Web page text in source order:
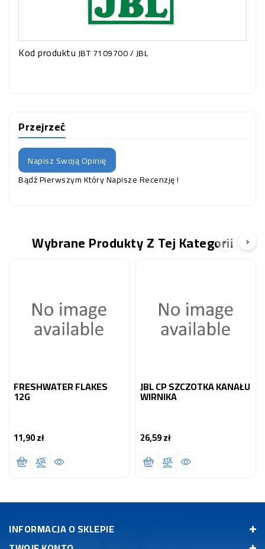
Kod produktuJBT 7109700 / JBL
Przejrzeć
Napisz Swoją Opinię
Bądź Pierwszym Który Napisze Recenzję !
Wybrane Produkty Z Tej Kategorii
FRESHWATER FLAKES
12G
11,90 złCena
JBL CP SZCZOTKA KANAŁU
WIRNIKA
26,59 złCena
‹ ›
INFORMACJA O SKLEPIE